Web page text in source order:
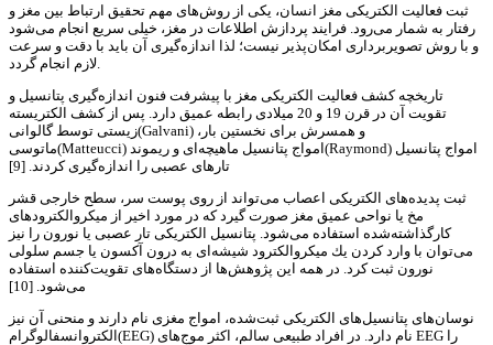
ثبت فعالیت الكتریكی مغز انسان، یكی از روش‌های مهم تحقیق ارتباط بین مغز و
رفتار به شمار می‌رود. فرایند پردازش اطلاعات در مغز، خیلی سریع انجام می‌شود
و با روش تصویربرداری امكان‌پذیر نیست؛ لذا اندازه‌گیری آن باید با دقت و سرعت
تاریخچه كشف فعالیت الكتریكی مغز با پیشرفت فنون اندازه‌گیری پتانسیل و
تقویت آن در قرن 19 و 20 میلادی رابطه عمیق دارد. پس از كشف الكتریسته
زیستی توسط گالوانی(Galvani) و همسرش برای نخستین بار،
ماتوسی(Matteucci) امواج پتانسیل ماهیچه‌ای و ریموند(Raymond) امواج پتانسیل
تارهای عصبی را اندازه‌گیری كردند. [9]
ثبت پدیده‌های الكتریكی اعصاب می‌تواند از روی پوست سر، سطح خارجی قشر
مخ یا نواحی عمیق مغز صورت گیرد كه در مورد اخیر از میكروالكترودهای
كارگذاشته‌شده استفاده می‌شود. پتانسیل الكتریكی تار عصبی یا نورون را نیز
می‌توان با وارد كردن یك میكروالكترود شیشه‌ای به درون آكسون یا جسم سلولی
نورون ثبت كرد. در همه این پژوهش‌ها از دستگاه‌های تقویت‌كننده استفاده
می‌شود. [10]
نوسان‌های پتانسیل‌های الكتریكی ثبت‌شده، امواج مغزی نام دارند و منحنی آن نیز
الكتروانسفالوگرام(EEG) نام دارد. در افراد طبیعی سالم، اكثر موج‌‌های EEG را